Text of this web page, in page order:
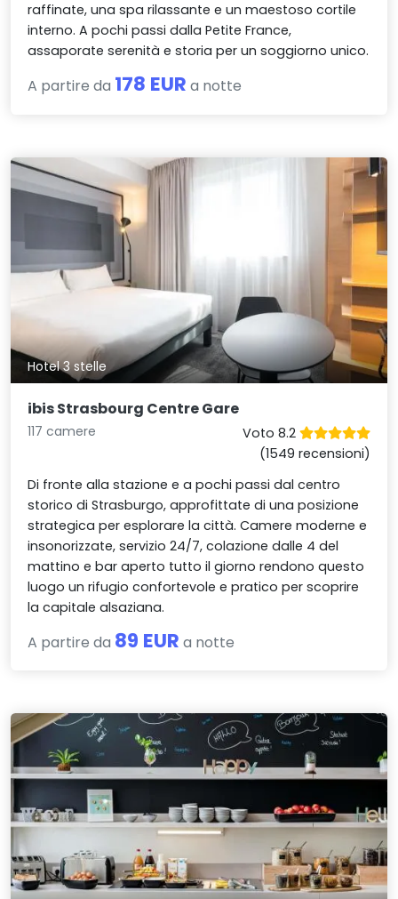
raffinate, una spa rilassante e un maestoso cortile
interno. A pochi passi dalla Petite France,
assaporate serenità e storia per un soggiorno unico.
A partire da 178 EUR a notte
Hotel 3 stelle
ibis Strasbourg Centre Gare
117 camere
Voto 8.2
(1549 recensioni)
Di fronte alla stazione e a pochi passi dal centro
storico di Strasburgo, approfittate di una posizione
strategica per esplorare la città. Camere moderne e
insonorizzate, servizio 24/7, colazione dalle 4 del
mattino e bar aperto tutto il giorno rendono questo
luogo un rifugio confortevole e pratico per scoprire
la capitale alsaziana.
A partire da 89 EUR a notte